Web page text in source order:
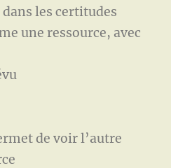
les certitudes
une ressource, avec
de voir l’autre